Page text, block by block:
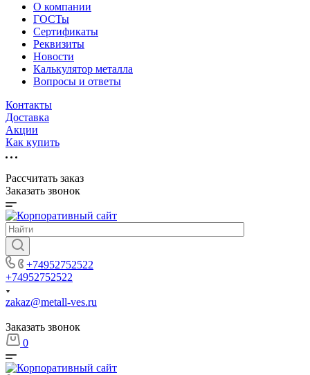
О компании
ГОСТы
Сертификаты
Реквизиты
Новости
Калькулятор металла
Вопросы и ответы
Контакты
Доставка
Акции
Как купить
Рассчитать заказ
Заказать звонок
+74952752522
+74952752522
zakaz@metall-ves.ru
Заказать звонок
0